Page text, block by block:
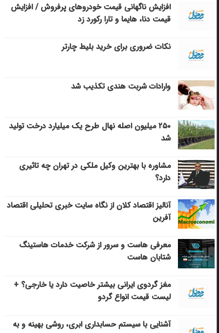
افزایش ناگهانی قیمت خودروهای پرفروش / افزایش
قیمت دنا، هایما و تارا رکورد زد
نکات ضروری برای خرید بلیط چارتر
وارادات شربت هندی تکذیب شد
۲۵۰ میلیون اصله نهال طرح یک میلیارد درخت تولید
شد
مشاوره با بهترین وکیل ملکی در تهران چه تاثیری
دارد؟
آنالیز اقتصاد کلان از نگاه سایت خبری تحلیلی اقتصاد
آفرین
معرفی هاست و سرور از شرکت خدمات هاستینگ
شتابان هاست
مغز گردوی ایرانی بیشتر خاصیت دارد یا خارجی؟ +
لیست قیمت انواع گردو
آشنایی با سیستم حسابداری ابری، روشی بهینه و به